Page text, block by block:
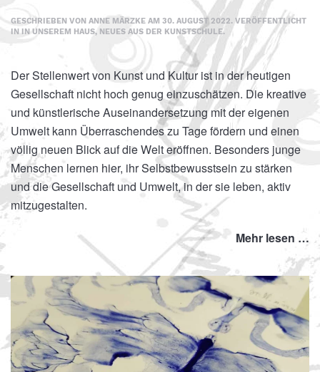
GESCHRIEBEN VON ANNE MÄRZKE AM 30. AUGUST 2022. VERÖFFENTLICHT
IN IN UNSEREM HAUS, NEUES AUS DER KUNSTSCHULE.
Der Stellenwert von Kunst und Kultur ist in der heutigen
Gesellschaft nicht hoch genug einzuschätzen. Die kreative
und künstlerische Auseinandersetzung mit der eigenen
Umwelt kann Überraschendes zu Tage fördern und einen
völlig neuen Blick auf die Welt eröffnen. Besonders junge
Menschen lernen hier, ihr Selbstbewusstsein zu stärken
und die Gesellschaft und Umwelt, in der sie leben, aktiv
mitzugestalten.
Mehr lesen …